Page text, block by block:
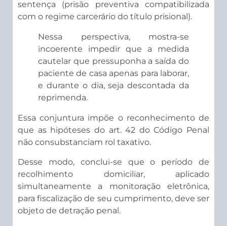
sentença (prisão preventiva compatibilizada
com o regime carcerário do título prisional).
Nessa perspectiva, mostra-se
incoerente impedir que a medida
cautelar que pressuponha a saída do
paciente de casa apenas para laborar,
e durante o dia, seja descontada da
reprimenda.
Essa conjuntura impõe o reconhecimento de
que as hipóteses do art. 42 do Código Penal
não consubstanciam rol taxativo.
Desse modo, conclui-se que o período de
recolhimento domiciliar, aplicado
simultaneamente a monitoração eletrônica,
para fiscalização de seu cumprimento, deve ser
objeto de detração penal.